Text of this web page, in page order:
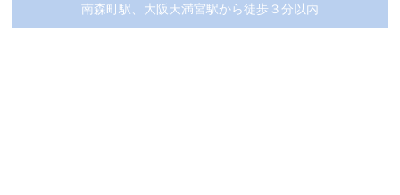
南森町駅、大阪天満宮駅から徒歩３分以内